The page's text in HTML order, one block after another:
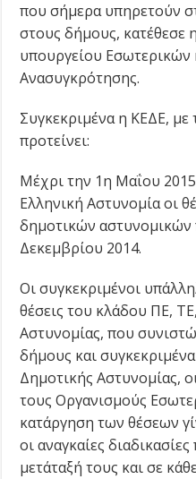
που σήμερα υπηρετούν
στους δήμους, κατέθεσε
υπουργείου Εσωτερικών
Ανασυγκρότησης.
Συγκεκριμένα η ΚΕΔΕ, με
προτείνει:
Μέχρι την 1η Μαΐου
Ελληνική Αστυνομία οι
δημοτικών αστυνομικών
Δεκεμβρίου 2014.
Οι συγκεκριμένοι
θέσεις του κλάδου ΠΕ,
Αστυνομίας, που
δήμους και
Δημοτικής Αστυνομίας,
τους Οργανισμούς
κατάργηση των θέσεων
οι αναγκαίες
μετάταξή τους και σε